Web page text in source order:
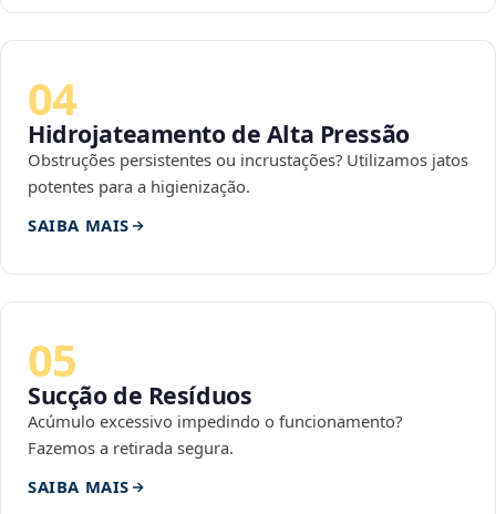
04
Hidrojateamento de Alta Pressão
Obstruções persistentes ou incrustações? Utilizamos jatos
potentes para a higienização.
SAIBA MAIS
05
Sucção de Resíduos
Acúmulo excessivo impedindo o funcionamento?
Fazemos a retirada segura.
SAIBA MAIS